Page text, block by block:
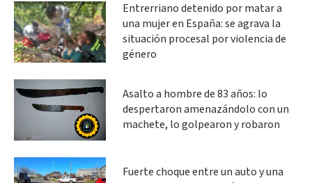
Entrerriano detenido por matar a
una mujer en España: se agrava la
situación procesal por violencia de
género
Asalto a hombre de 83 años: lo
despertaron amenazándolo con un
machete, lo golpearon y robaron
Fuerte choque entre un auto y una